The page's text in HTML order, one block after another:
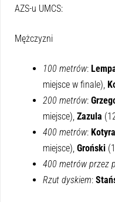
AZS-u UMCS:
Mężczyzni
100 metrów:
miejsce w finale),
200 metrów:
miejsce), Zazula
400 metrów: Kotyra
miejsce), Groński
400 metrów przez
Rzut dyskiem: